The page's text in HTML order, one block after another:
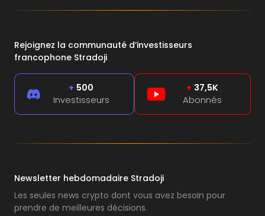
Rejoignez la communauté d’investisseurs
francophone Stradoji
+ 500
Investisseurs
+ 37,5K
Abonnés
Newsletter hebdomadaire Stradoji
Les seules news crypto dont vous avez besoin pour
prendre de meilleures décisions.